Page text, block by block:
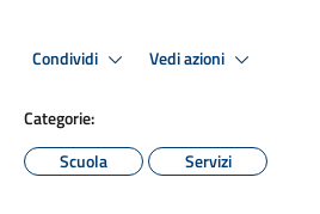
Condividi Vedi azioni
Categorie:
Scuola
Servizi